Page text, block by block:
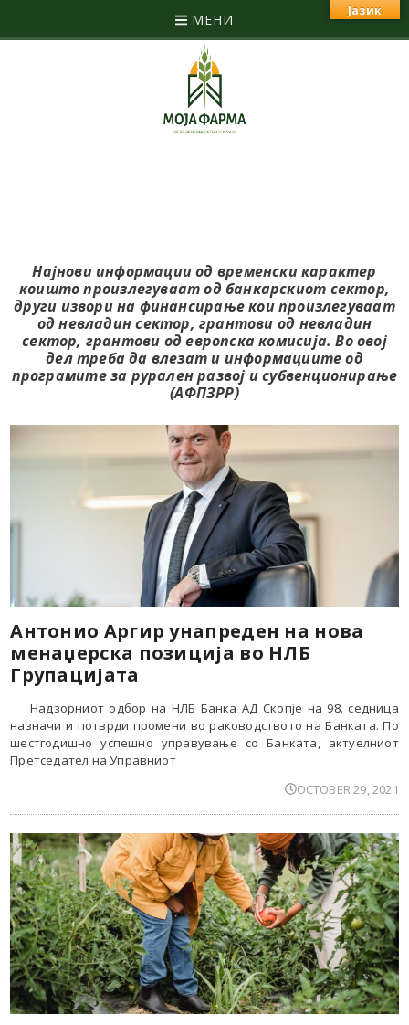
МЕНИ
Најнови информации од временски карактер
коишто произлегуваат од банкарскиот сектор,
други извори на финансирање кои произлегуваат
од невладин сектор, грантови од невладин
сектор, грантови од европска комисија. Во овој
дел треба да влезат и информациите од
програмите за рурален развој и субвенционирање
(АФПЗРР)
Антонио Аргир унапреден на нова
менаџерска позиција во НЛБ
Групацијата
Надзорниот одбор на НЛБ Банка АД Скопје на 98. седница
назначи и потврди промени во раководството на Банката. По
шестгодишно успешно управување со Банката, актуелниот
Претседател на Управниот
OCTOBER 29, 2021
Јазик